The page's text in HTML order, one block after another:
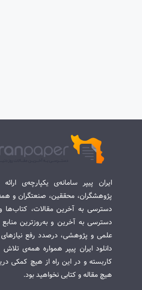
ایران پیپر سامانه‌ی یکپارچه‌ی
پژوهشگران، محققین، صنعتگران و
دسترسی به آخرین مقالات، کتاب‌ها
دسترسی به آخرین و به‌روزترین
علمی و پژوهشی، درصدد رفع
دانلود ایران پیپر همواره همه‌ی
کاربسته و در این راه از هیچ کمکی
هیچ مقاله و کتابی نخواهید بود.